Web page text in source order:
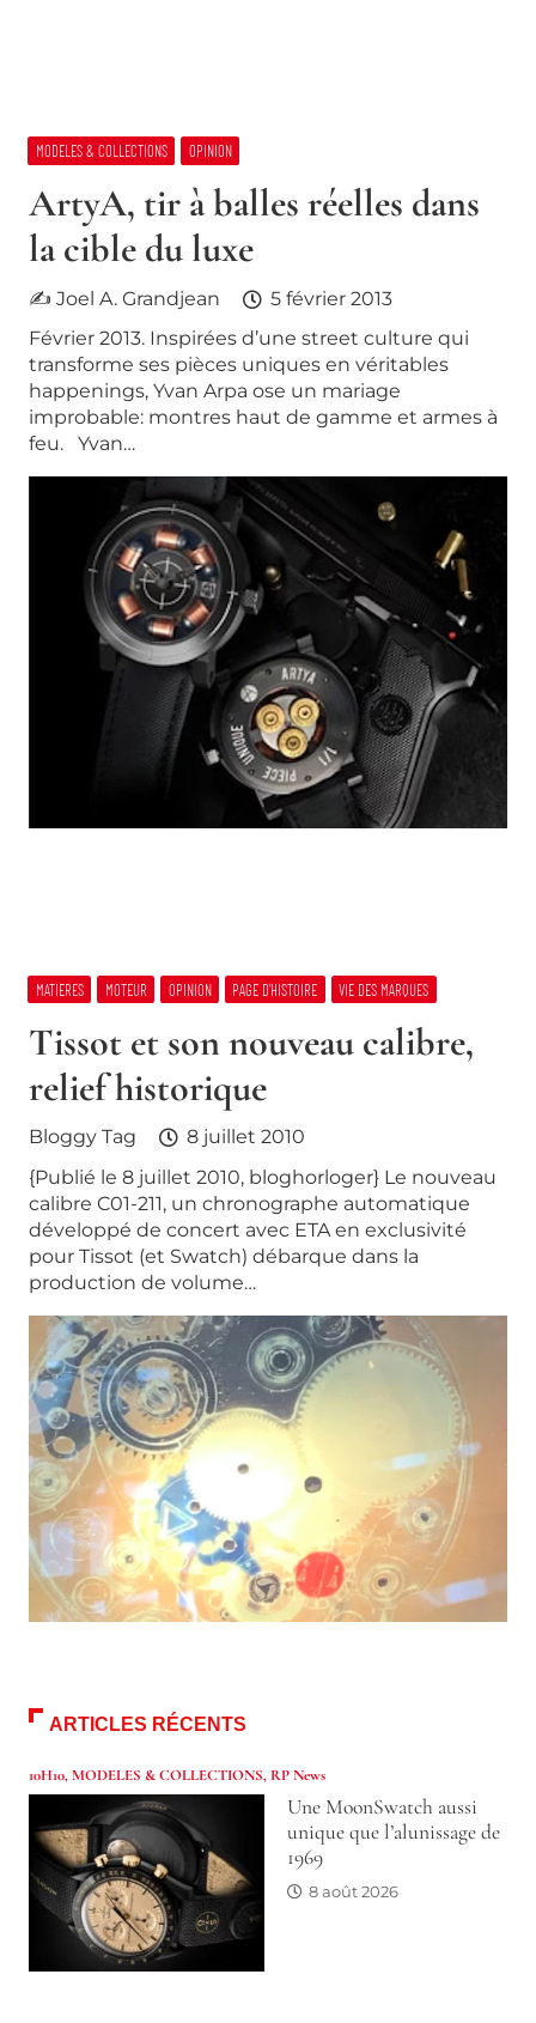
MODELES & COLLECTIONS OPINION
ArtyA, tir à balles réelles dans
la cible du luxe
✍ Joel A. Grandjean
5 février 2013
Février 2013. Inspirées d’une street culture qui
transforme ses pièces uniques en véritables
happenings, Yvan Arpa ose un mariage
improbable: montres haut de gamme et armes à
feu. Yvan…
MATIERES MOTEUR OPINION PAGE D’HISTOIRE VIE DES MARQUES
Tissot et son nouveau calibre,
relief historique
Bloggy Tag
8 juillet 2010
{Publié le 8 juillet 2010, bloghorloger} Le nouveau
calibre C01-211, un chronographe automatique
développé de concert avec ETA en exclusivité
pour Tissot (et Swatch) débarque dans la
production de volume…
ARTICLES RÉCENTS
10H10,MODELES & COLLECTIONS, RP News
Une MoonSwatch aussi
unique que l’alunissage de
1969
8 août 2026